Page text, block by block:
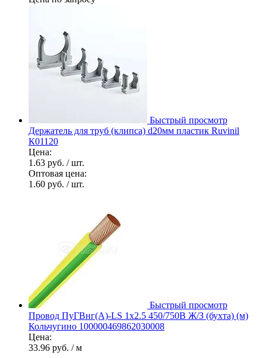
Быстрый просмотр
Держатель для труб (клипса) d20мм пластик Ruvinil
К01120
Цена:
1.63 руб. / шт.
Оптовая цена:
1.60 руб. / шт.
Быстрый просмотр
Провод ПуГВнг(А)-LS 1х2.5 450/750В Ж/З (бухта) (м)
Кольчугино 100000469862030008
Цена:
33.96 руб. / м